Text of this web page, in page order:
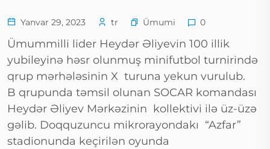
Yanvar 29, 2023 tr Ümumi 0
Ümummilli lider Heydər Əliyevin 100 illik
yubileyinə həsr olunmuş minifutbol turnirində
qrup mərhələsinin X turuna yekun vurulub.
B qrupunda təmsil olunan SOCAR komandası
Heydər Əliyev Mərkəzinin kollektivi ilə üz-üzə
gəlib. Doqquzuncu mikrorayondakı “Azfar”
stadionunda keçirilən oyunda